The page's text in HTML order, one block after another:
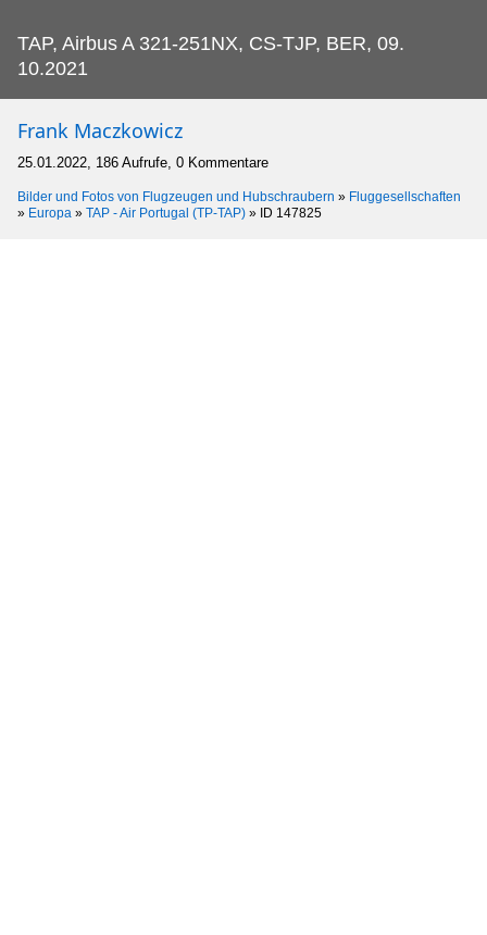
TAP, Airbus A 321-251NX, CS-TJP, BER, 09.
10.2021
Frank Maczkowicz
25.01.2022, 186 Aufrufe, 0 Kommentare
Bilder und Fotos von Flugzeugen und Hubschraubern » Fluggesellschaften
» Europa » TAP - Air Portugal (TP-TAP) » ID 147825